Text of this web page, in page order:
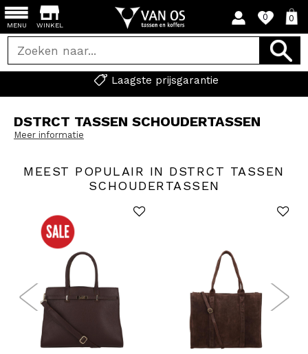
WINKEL
0 0
Laagste prijsgarantie
MENU
DSTRCT TASSEN SCHOUDERTASSEN
Meer informatie
MEEST POPULAIR IN DSTRCT TASSEN
SCHOUDERTASSEN